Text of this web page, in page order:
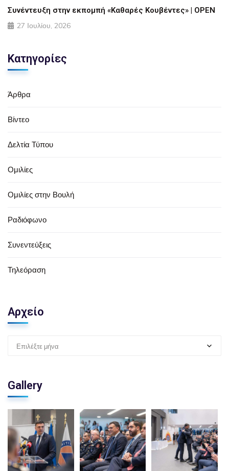
Συνέντευξη στην εκπομπή «Καθαρές Κουβέντες» | OPEN
27 Ιουλίου, 2026
Κατηγορίες
Άρθρα
Βίντεο
Δελτία Τύπου
Ομιλίες
Ομιλίες στην Βουλή
Ραδιόφωνο
Συνεντεύξεις
Τηλεόραση
Αρχείο
Επιλέξτε μήνα
Gallery